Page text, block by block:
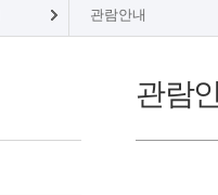
관람안내
관람